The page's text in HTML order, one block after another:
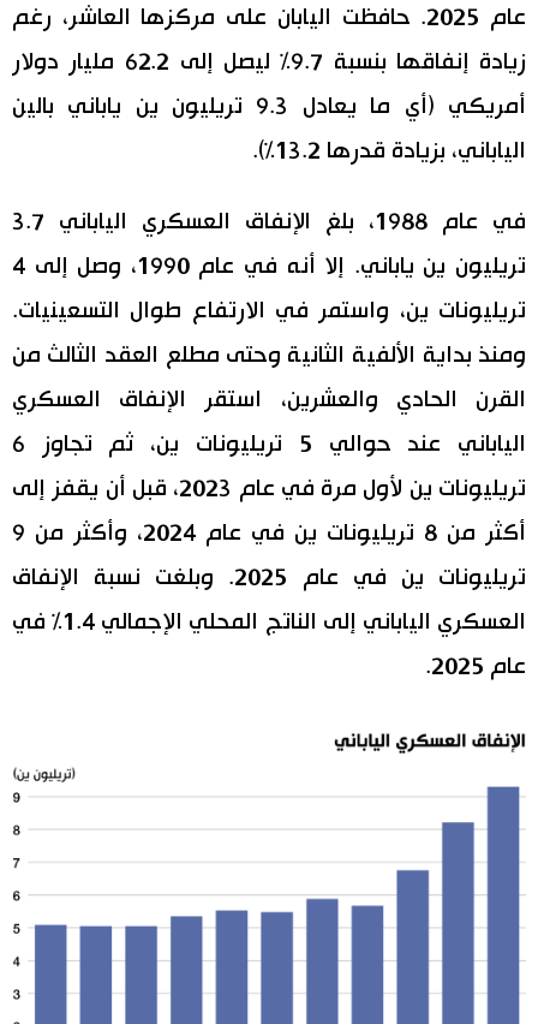
طوكيو
عام 2025. حافظت اليابان على مركزها العاشر، رغم
زيادة إنفاقها بنسبة 9.7% ليصل إلى 62.2 مليار دولار
أمريكي (أي ما يعادل 9.3 تريليون ين ياباني بالين
الياباني، بزيادة قدرها 13.2%).
في عام 1988، بلغ الإنفاق العسكري الياباني 3.7
تريليون ين ياباني. إلا أنه في عام 1990، وصل إلى 4
تريليونات ين، واستمر في الارتفاع طوال التسعينيات.
ومنذ بداية الألفية الثانية وحتى مطلع العقد الثالث من
القرن الحادي والعشرين، استقر الإنفاق العسكري
الياباني عند حوالي 5 تريليونات ين، ثم تجاوز 6
تريليونات ين لأول مرة في عام 2023، قبل أن يقفز إلى
أكثر من 8 تريليونات ين في عام 2024، وأكثر من 9
تريليونات ين في عام 2025. وبلغت نسبة الإنفاق
العسكري الياباني إلى الناتج المحلي الإجمالي 1.4% في
عام 2025.